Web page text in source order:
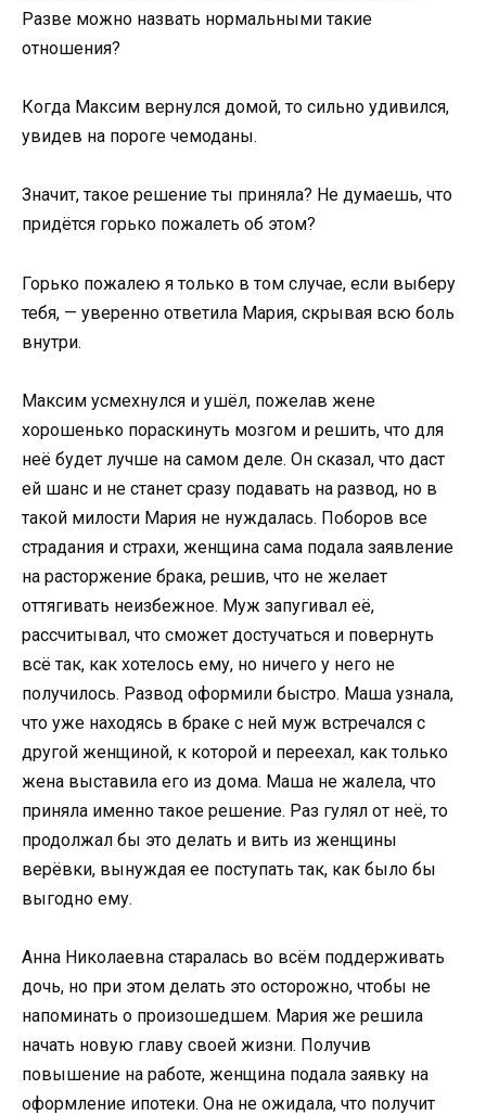
Разве можно назвать нормальными такие
отношения?
Когда Максим вернулся домой, то сильно удивился,
увидев на пороге чемоданы.
Значит, такое решение ты приняла? Не думаешь, что
придётся горько пожалеть об этом?
Горько пожалею я только в том случае, если выберу
тебя, — уверенно ответила Мария, скрывая всю боль
внутри.
Максим усмехнулся и ушёл, пожелав жене
хорошенько пораскинуть мозгом и решить, что для
неё будет лучше на самом деле. Он сказал, что даст
ей шанс и не станет сразу подавать на развод, но в
такой милости Мария не нуждалась. Поборов все
страдания и страхи, женщина сама подала заявление
на расторжение брака, решив, что не желает
оттягивать неизбежное. Муж запугивал её,
рассчитывал, что сможет достучаться и повернуть
всё так, как хотелось ему, но ничего у него не
получилось. Развод оформили быстро. Маша узнала,
что уже находясь в браке с ней муж встречался с
другой женщиной, к которой и переехал, как только
жена выставила его из дома. Маша не жалела, что
приняла именно такое решение. Раз гулял от неё, то
продолжал бы это делать и вить из женщины
верёвки, вынуждая ее поступать так, как было бы
выгодно ему.
Анна Николаевна старалась во всём поддерживать
дочь, но при этом делать это осторожно, чтобы не
напоминать о произошедшем. Мария же решила
начать новую главу своей жизни. Получив
повышение на работе, женщина подала заявку на
оформление ипотеки. Она не ожидала, что получит